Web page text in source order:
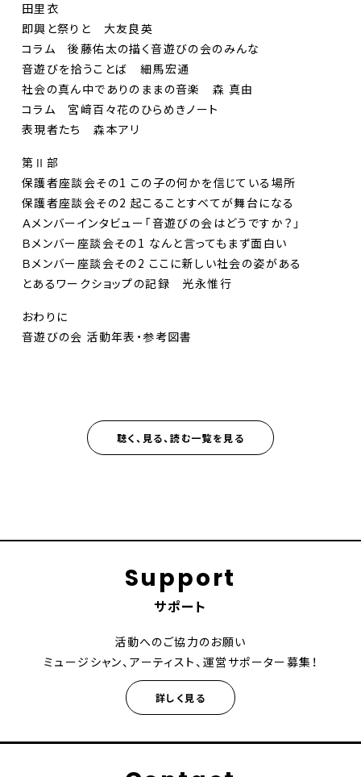
田里衣
即興と祭りと 大友良英
コラム 後藤佑太の描く音遊びの会のみんな
音遊びを拾うことば 細馬宏通
社会の真ん中でありのままの音楽 森 真由
コラム 宮﨑百々花のひらめきノート
表現者たち 森本アリ
第Ⅱ部
保護者座談会その1 この子の何かを信じている場所
保護者座談会その2 起こることすべてが舞台になる
Ａメンバーインタビュー「音遊びの会はどうですか？」
Ｂメンバー座談会その1 なんと言ってもまず面白い
Ｂメンバー座談会その2 ここに新しい社会の姿がある
とあるワークショップの記録 光永惟行
おわりに
音遊びの会 活動年表・参考図書
聴く、見る、読む一覧を見る
Support
サポート
活動へのご協力のお願い
ミュージシャン、アーティスト、運営サポーター募集！
詳しく見る